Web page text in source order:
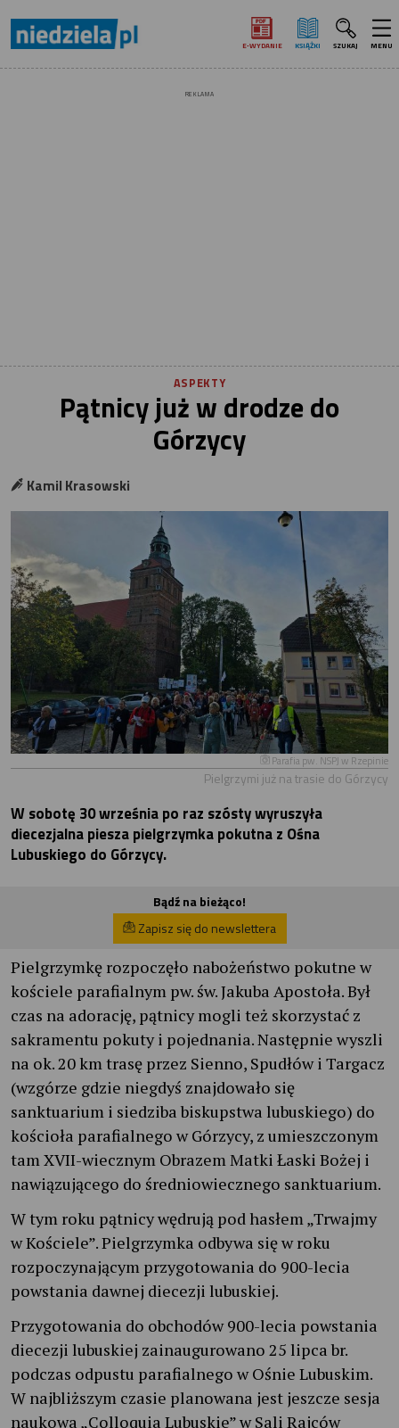
E‑WYDANIE KSIĄŻKI SZUKAJ MENU
REKLAMA
ASPEKTY
Pątnicy już w drodze do
Górzycy
Kamil Krasowski
Parafia pw. NSPJ w Rzepinie
Pielgrzymi już na trasie do Górzycy
W sobotę 30 września po raz szósty wyruszyła
diecezjalna piesza pielgrzymka pokutna z Ośna
Lubuskiego do Górzycy.
Bądź na bieżąco!
Zapisz się do newslettera
Pielgrzymkę rozpoczęło nabożeństwo pokutne w
kościele parafialnym pw. św. Jakuba Apostoła. Był
czas na adorację, pątnicy mogli też skorzystać z
sakramentu pokuty i pojednania. Następnie wyszli
na ok. 20 km trasę przez Sienno, Spudłów i Targacz
(wzgórze gdzie niegdyś znajdowało się
sanktuarium i siedziba biskupstwa lubuskiego) do
kościoła parafialnego w Górzycy, z umieszczonym
tam XVII-wiecznym Obrazem Matki Łaski Bożej i
nawiązującego do średniowiecznego sanktuarium.
W tym roku pątnicy wędrują pod hasłem „Trwajmy
w Kościele”. Pielgrzymka odbywa się w roku
rozpoczynającym przygotowania do 900-lecia
powstania dawnej diecezji lubuskiej.
Przygotowania do obchodów 900-lecia powstania
diecezji lubuskiej zainaugurowano 25 lipca br.
podczas odpustu parafialnego w Ośnie Lubuskim.
W najbliższym czasie planowana jest jeszcze sesja
naukowa „Colloquia Lubuskie” w Sali Rajców